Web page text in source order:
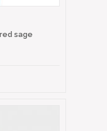
red sage